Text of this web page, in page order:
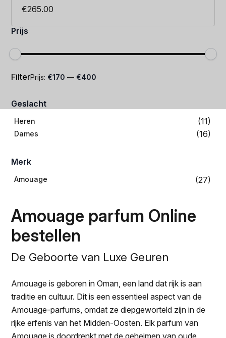
Prijs
Min.
prijs
Max.
prijs
FilterPrijs: €170 — €400
Geslacht
Heren (11)
Dames (16)
Merk
Amouage (27)
€265.00
Amouage parfum Online
bestellen
De Geboorte van Luxe Geuren
Amouage is geboren in Oman, een land dat rijk is aan
traditie en cultuur. Dit is een essentieel aspect van de
Amouage-parfums, omdat ze diepgeworteld zijn in de
rijke erfenis van het Midden-Oosten. Elk parfum van